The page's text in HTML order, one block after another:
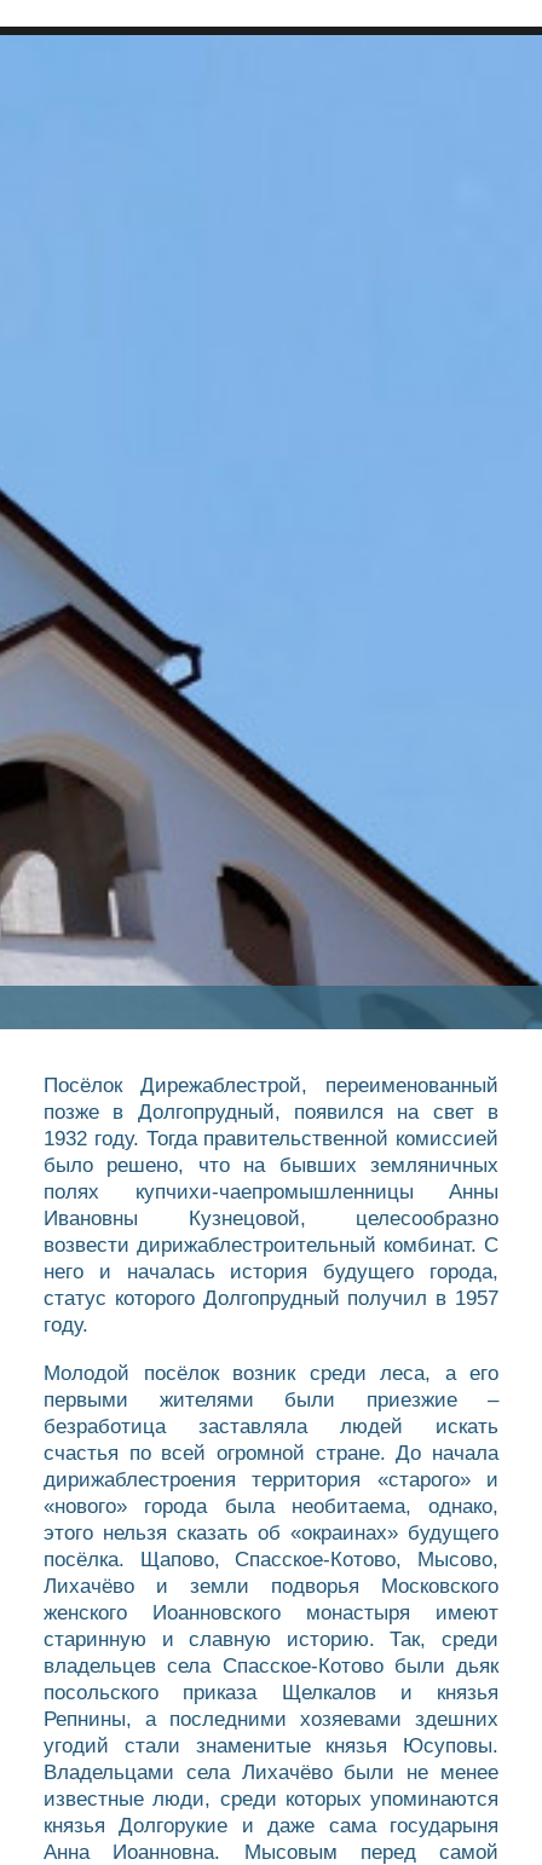
КАРТА
БЛАГОЧИНИЯ
ДОЛГОПРУДНЕНСКОЕ
БЛАГОЧИНИЕ
СЕРГИЕВО-ПОСАДСКОЙ
ЕПАРХИИ
Посёлок Дирежаблестрой, переименованный
позже в Долгопрудный, появился на свет в
1932 году. Тогда правительственной комиссией
было решено, что на бывших земляничных
полях купчихи-чаепромышленницы Анны
Ивановны Кузнецовой, целесообразно
возвести дирижаблестроительный комбинат. С
него и началась история будущего города,
статус которого Долгопрудный получил в 1957
году.
Молодой посёлок возник среди леса, а его
первыми жителями были приезжие –
безработица заставляла людей искать
счастья по всей огромной стране. До начала
дирижаблестроения территория «старого» и
«нового» города была необитаема, однако,
этого нельзя сказать об «окраинах» будущего
посёлка. Щапово, Спасское-Котово, Мысово,
Лихачёво и земли подворья Московского
женского Иоанновского монастыря имеют
старинную и славную историю. Так, среди
владельцев села Спасское-Котово были дьяк
посольского приказа Щелкалов и князья
Репнины, а последними хозяевами здешних
угодий стали знаменитые князья Юсуповы.
Владельцами села Лихачёво были не менее
известные люди, среди которых упоминаются
князья Долгорукие и даже сама государыня
Анна Иоанновна. Мысовым перед самой